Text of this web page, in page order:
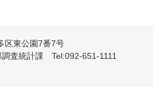
東公園7番7号
調査統計課 Tel:092-651-1111